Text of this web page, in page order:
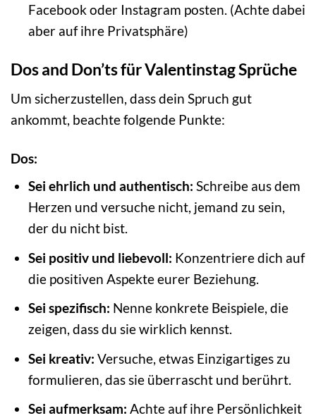
Facebook oder Instagram posten. (Achte dabei
aber auf ihre Privatsphäre)
Dos and Don’ts für Valentinstag Sprüche
Um sicherzustellen, dass dein Spruch gut
ankommt, beachte folgende Punkte:
Dos:
Sei ehrlich und authentisch: Schreibe aus dem
Herzen und versuche nicht, jemand zu sein,
der du nicht bist.
Sei positiv und liebevoll: Konzentriere dich auf
die positiven Aspekte eurer Beziehung.
Sei spezifisch: Nenne konkrete Beispiele, die
zeigen, dass du sie wirklich kennst.
Sei kreativ: Versuche, etwas Einzigartiges zu
formulieren, das sie überrascht und berührt.
Sei aufmerksam: Achte auf ihre Persönlichkeit